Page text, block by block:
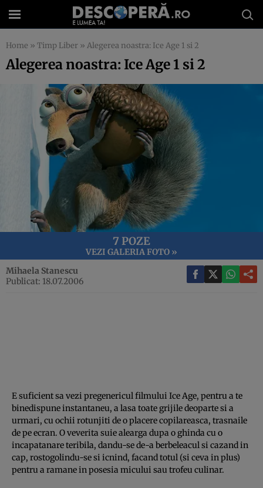
Home » Timp Liber » Alegerea noastra: Ice Age 1 si 2
Alegerea noastra: Ice Age 1 si 2
7 POZE
VEZI GALERIA FOTO »
Mihaela Stanescu
Publicat: 18.07.2006
E suficient sa vezi pregenericul filmului Ice Age, pentru a te
binedispune instantaneu, a lasa toate grijile deoparte si a
urmari, cu ochii rotunjiti de o placere copilareasca, trasnaile
de pe ecran. O veverita suie alearga dupa o ghinda cu o
incapatanare teribila, dandu-se de-a berbeleacul si cazand in
cap, rostogolindu-se si icnind, facand totul (si ceva in plus)
pentru a ramane in posesia micului sau trofeu culinar.